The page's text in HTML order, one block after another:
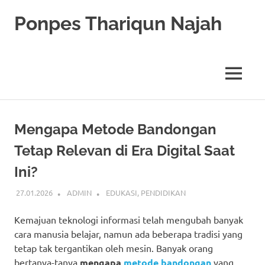
Ponpes Thariqun Najah
MENU
Mengapa Metode Bandongan
Tetap Relevan di Era Digital Saat
Ini?
27.01.2026 ADMIN EDUKASI, PENDIDIKAN
Kemajuan teknologi informasi telah mengubah banyak
cara manusia belajar, namun ada beberapa tradisi yang
tetap tak tergantikan oleh mesin. Banyak orang
bertanya-tanya mengapa metode bandongan yang